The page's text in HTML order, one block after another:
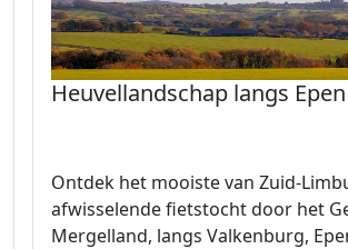
Heuvellandschap langs Epen
Ontdek het mooiste van Zuid-
afwisselende fietstocht door het
Mergelland, langs Valkenburg,